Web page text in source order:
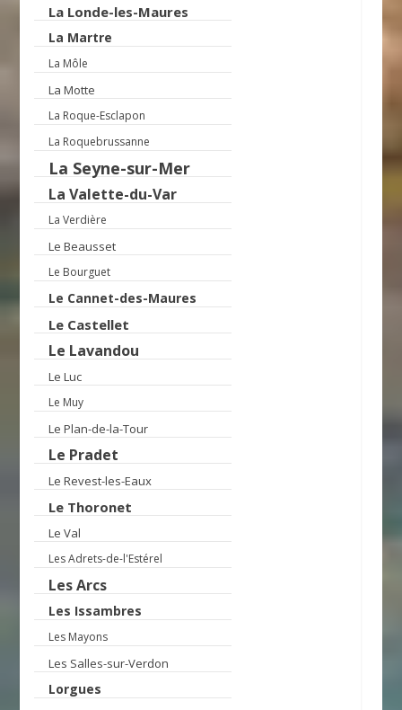
La Londe-les-Maures
La Martre
La Môle
La Motte
La Roque-Esclapon
La Roquebrussanne
La Seyne-sur-Mer
La Valette-du-Var
La Verdière
Le Beausset
Le Bourguet
Le Cannet-des-Maures
Le Castellet
Le Lavandou
Le Luc
Le Muy
Le Plan-de-la-Tour
Le Pradet
Le Revest-les-Eaux
Le Thoronet
Le Val
Les Adrets-de-l'Estérel
Les Arcs
Les Issambres
Les Mayons
Les Salles-sur-Verdon
Lorgues